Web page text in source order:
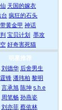
天国的嫁衣
台 疯狂的石头
黄金甲 神话
宝贝计划
墨攻
好奇害死猫
明星推荐
刘德华 后舍男生
锋 潘玮柏 黎明
言承旭 陈坤 s.h.e
周笔畅 孙燕姿
刘亦菲 蔡依林